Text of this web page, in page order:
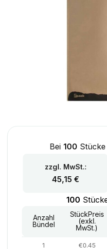
Bei 100 Stücke
zzgl. MwSt.:
45,15 €
100
Anzahl
Bündel
StückPreis
(exkl.
MwSt.)
1 €0.45